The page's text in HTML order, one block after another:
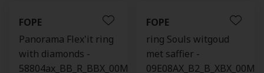
FOPE
Panorama Flex'it ring
with diamonds -
58804ax_BB_R_BBX_00M
FOPE
ring Souls witgoud
met saffier -
09E08AX_B2_B_XBX_00M